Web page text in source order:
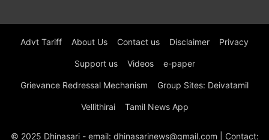
Advt Tariff About Us Contact us Disclaimer Privacy
Support us Videos e-paper
Grievance Redressal Mechanism Group Sites: Deivatamil
Vellithirai Tamil News App
© 2025 Dhinasari - email: dhinasarinews@gmail.com | Contact: